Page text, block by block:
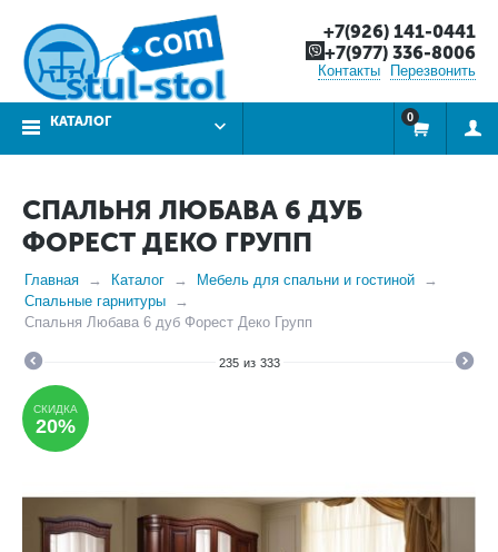
+7(926) 141-0441
+7(977) 336-8006
Контакты Перезвонить
КАТАЛОГ 0
СПАЛЬНЯ ЛЮБАВА 6 ДУБ
ФОРЕСТ ДЕКО ГРУПП
Главная Каталог
Мебель для спальни и гостиной
Спальные гарнитуры
Спальня Любава 6 дуб Форест Деко Групп
235 из 333
СКИДКА
20%